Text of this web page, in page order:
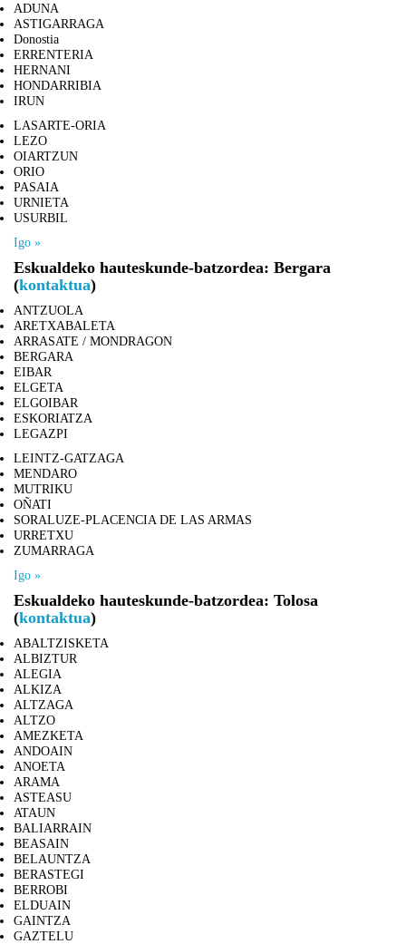
ADUNA
ASTIGARRAGA
Donostia
ERRENTERIA
HERNANI
HONDARRIBIA
IRUN
LASARTE-ORIA
LEZO
OIARTZUN
ORIO
PASAIA
URNIETA
USURBIL
Igo »
Eskualdeko hauteskunde-batzordea: Bergara
(kontaktua)
ANTZUOLA
ARETXABALETA
ARRASATE / MONDRAGON
BERGARA
EIBAR
ELGETA
ELGOIBAR
ESKORIATZA
LEGAZPI
LEINTZ-GATZAGA
MENDARO
MUTRIKU
OÑATI
SORALUZE-PLACENCIA DE LAS ARMAS
URRETXU
ZUMARRAGA
Igo »
Eskualdeko hauteskunde-batzordea: Tolosa
(kontaktua)
ABALTZISKETA
ALBIZTUR
ALEGIA
ALKIZA
ALTZAGA
ALTZO
AMEZKETA
ANDOAIN
ANOETA
ARAMA
ASTEASU
ATAUN
BALIARRAIN
BEASAIN
BELAUNTZA
BERASTEGI
BERROBI
ELDUAIN
GAINTZA
GAZTELU